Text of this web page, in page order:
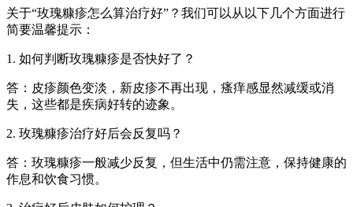
关于“玫瑰糠疹怎么算治疗好”？我们可以从以下几个方面进行
简要温馨提示：
1. 如何判断玫瑰糠疹是否快好了？
答：皮疹颜色变淡，新皮疹不再出现，瘙痒感显然减缓或消
失，这些都是疾病好转的迹象。
2. 玫瑰糠疹治疗好后会反复吗？
答：玫瑰糠疹一般减少反复，但生活中仍需注意，保持健康的
作息和饮食习惯。